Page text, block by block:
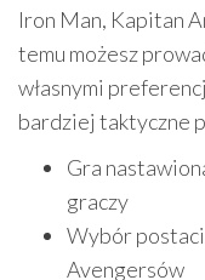
Iron Man, Kapitan
temu możesz
własnymi
bardziej taktyczne
Gra
graczy
Wybór
Avengersów